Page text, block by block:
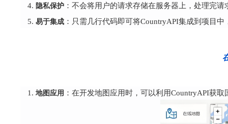
隐私保护 ：不会将用户的请求存储在服务器上，处理完
易于集成 ：只需几行代码即可将CountryAPI集成到项目
地图应用 ：在开发地图应用时，可以利用CountryAPI获